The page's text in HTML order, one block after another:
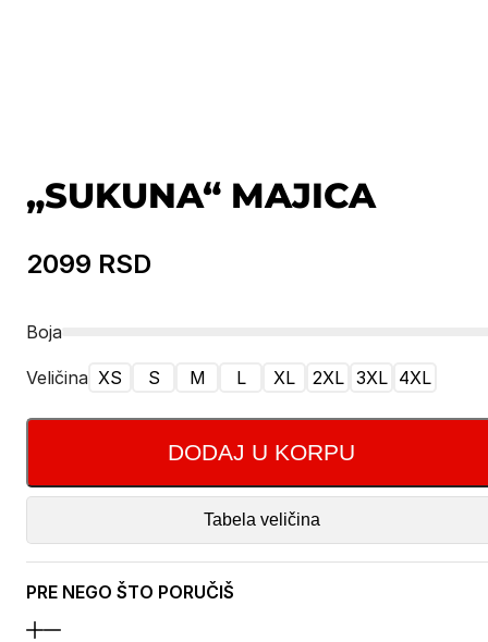
„SUKUNA“ MAJICA
2099 RSD
Boja
Veličina XS S M L XL 2XL 3XL 4XL
DODAJ U KORPU
Tabela veličina
PRE NEGO ŠTO PORUČIŠ